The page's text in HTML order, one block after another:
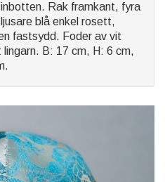
Rak framkant, fyra
blå enkel rosett,
fastsydd. Foder av vit
B: 17 cm, H: 6 cm,